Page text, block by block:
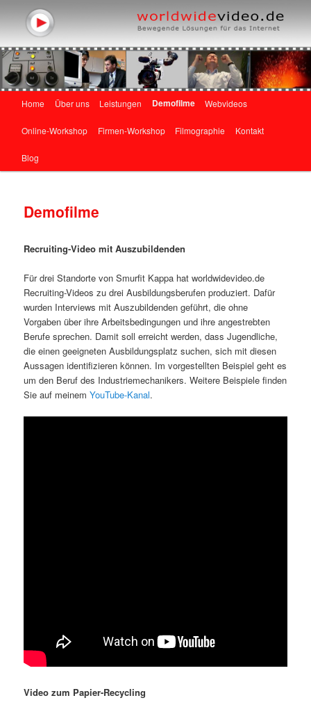
Marketing mit Online-Videos
Gute Filme machen und weitergeben, wie es geht
Zum primären Inhalt springen
Zum sekundären Inhalt springen
Home Über uns Leistungen Demofilme Webvideos
Online-Workshop Firmen-Workshop Filmographie Kontakt
Blog
Demofilme
Recruiting-Video mit Auszubildenden
Für drei Standorte von Smurfit Kappa hat worldwidevideo.de
Recruiting-Videos zu drei Ausbildungsberufen produziert. Dafür
wurden Interviews mit Auszubildenden geführt, die ohne
Vorgaben über ihre Arbeitsbedingungen und ihre angestrebten
Berufe sprechen. Damit soll erreicht werden, dass Jugendliche,
die einen geeigneten Ausbildungsplatz suchen, sich mit diesen
Aussagen identifizieren können. Im vorgestellten Beispiel geht es
um den Beruf des Industriemechanikers. Weitere Beispiele finden
Sie auf meinemYouTube-Kanal.
Video zum Papier-Recycling